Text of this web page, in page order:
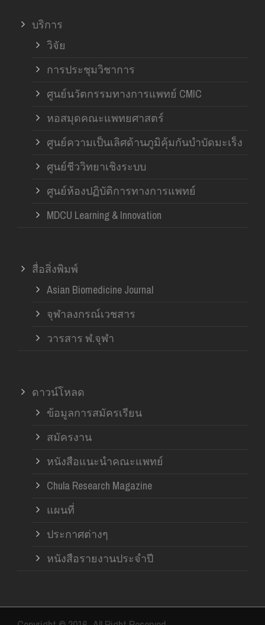
บริการ
วิจัย
การประชุมวิชาการ
ศูนย์นวัตกรรมทางการแพทย์ CMIC
หอสมุดคณะแพทยศาสตร์
ศูนย์ความเป็นเลิศด้านภูมิคุ้มกันบำบัดมะเร็ง
ศูนย์ชีววิทยาเชิงระบบ
ศูนย์ห้องปฏิบัติการทางการแพทย์
MDCU Learning & Innovation
สื่อสิ่งพิมพ์
Asian Biomedicine Journal
จุฬาลงกรณ์เวชสาร
วารสาร ฬ.จุฬา
ดาวน์โหลด
ข้อมูลการสมัครเรียน
สมัครงาน
หนังสือแนะนำคณะแพทย์
Chula Research Magazine
แผนที่
ประกาศต่างๆ
หนังสือรายงานประจำปี